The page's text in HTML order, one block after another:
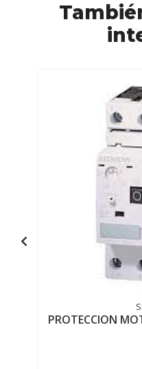
PROTECCION